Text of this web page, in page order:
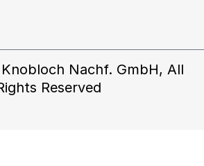
Nachf. GmbH, All
Reserved